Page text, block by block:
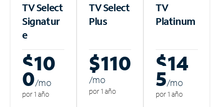
TV Select
Signatur
e
$10
0/mo
por 1 año
TV Select
Plus
$110
/mo
por 1 año
TV
Platinum
$14
5/mo
por 1 año